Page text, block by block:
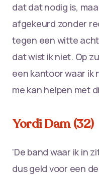
dat dat nodig is,
afgekeurd zonder
tegen een witte
dat wist ik niet. Op
een kantoor waar ik
me kan helpen met
Yordi Dam (32)
‘De band waar ik in
dus geld voor een